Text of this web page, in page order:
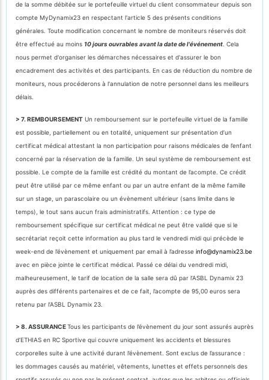
de la somme débitée sur le portefeuille virtuel du client consommateur depuis son
compte MyDynamix23 en respectant l'article 5 des présents conditions
générales. Toute modification concernant le nombre de moniteurs réservés doit
être effectué au moins 10 jours ouvrables avant la date de l'événement . Cela
nous permet d'organiser les démarches nécessaires et d'assurer le bon
encadrement des activités et des participants. En cas de réduction du nombre de
moniteurs, nous procéderons à l'annulation de notre personnel dans les meilleurs
délais.
> 7. REMBOURSEMENT Un remboursement sur le portefeuille virtuel de la famille
est possible, partiellement ou en totalité, uniquement sur présentation d’un
certificat médical attestant la non participation pour raisons médicales de l’enfant
concerné par la réservation de la famille. Un seul système de remboursement est
possible. Le compte de la famille est crédité du montant de l’acompte. Ce crédit
peut être utilisé par ce même enfant ou par un autre enfant de la même famille
sur un stage, un parascolaire ou un évènement ultérieur (sans limite dans le
temps), le tout sans aucun frais administratifs. Attention : ce type de
remboursement spécifique sur certificat médical ne peut être validé que si le
secrétariat reçoit cette information au plus tard le vendredi midi qui précède le
week-end de l’évènement et uniquement par email à l’adresse info@dynamix23.be
avec en pièce jointe le certificat médical. Passé ce délai du vendredi midi,
malheureusement, le tarif de location de la salle sera dû par l’ASBL Dynamix 23
auprès des différents partenaires et de ce fait, l’acompte de 95,00 euros sera
retenu par l’ASBL Dynamix 23.
> 8. ASSURANCETous les participants de l’évènement du jour sont assurés auprès
d’ETHIAS en RC Sportive qui couvre uniquement les accidents et blessures
corporelles suite à une activité durant l’évènement. Sont exclus de l’assurance :
les dommages causés au matériel, vêtements, lunettes et effets personnels des